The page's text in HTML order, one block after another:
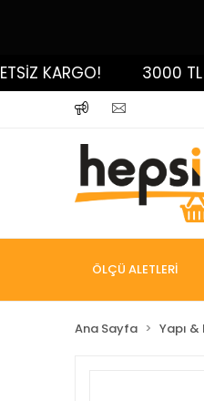
KARGO! 3000 TL
ÖLÇÜ ALETLERİ
Ana Sayfa Yapı &